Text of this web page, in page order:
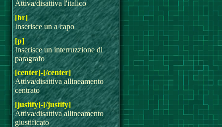
Attiva/disattiva l'italico
[br]
Inserisce un a capo
[p]
Inserisce un interruzzione di
paragrafo
[center]-[/center]
Attiva/disattiva allineamento
centrato
[justify]-[/justify]
Attiva/disattiva allineamento
giustificato